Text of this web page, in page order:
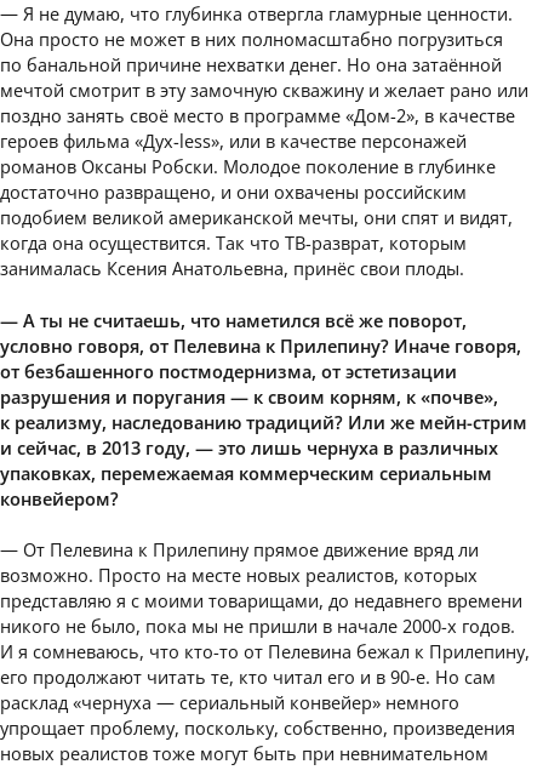
— Я не думаю, что глубинка отвергла гламурные ценности.
Она просто не может в них полномасштабно погрузиться
по банальной причине нехватки денег. Но она затаённой
мечтой смотрит в эту замочную скважину и желает рано или
поздно занять своё место в программе «Дом-2», в качестве
героев фильма «Дух-less», или в качестве персонажей
романов Оксаны Робски. Молодое поколение в глубинке
достаточно развращено, и они охвачены российским
подобием великой американской мечты, они спят и видят,
когда она осуществится. Так что ТВ-разврат, которым
занималась Ксения Анатольевна, принёс свои плоды.
— А ты не считаешь, что наметился всё же поворот,
условно говоря, от Пелевина к Прилепину? Иначе говоря,
от безбашенного постмодернизма, от эстетизации
разрушения и поругания — к своим корням, к «почве»,
к реализму, наследованию традиций? Или же мейн-стрим
и сейчас, в 2013 году, — это лишь чернуха в различных
упаковках, перемежаемая коммерческим сериальным
конвейером?
— От Пелевина к Прилепину прямое движение вряд ли
возможно. Просто на месте новых реалистов, которых
представляю я с моими товарищами, до недавнего времени
никого не было, пока мы не пришли в начале 2000-х годов.
И я сомневаюсь, что кто-то от Пелевина бежал к Прилепину,
его продолжают читать те, кто читал его и в 90-е. Но сам
расклад «чернуха — сериальный конвейер» немного
упрощает проблему, поскольку, собственно, произведения
новых реалистов тоже могут быть при невнимательном